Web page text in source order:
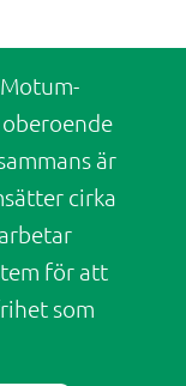
är
cirka
för att
som